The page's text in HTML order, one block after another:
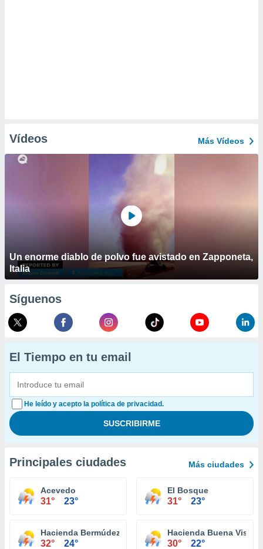
Vídeos Más Vídeos
Un enorme diablo de polvo fue avistado en Zapponeta,
Italia
Síguenos
El Tiempo en tu email
He leído y acepto la política de privacidad.
Principales ciudades Más ciudades
Acevedo
31° 23°
El Bosque
31° 23°
Hacienda Bermúdez
32° 24°
Hacienda Buena Vista
30° 22°